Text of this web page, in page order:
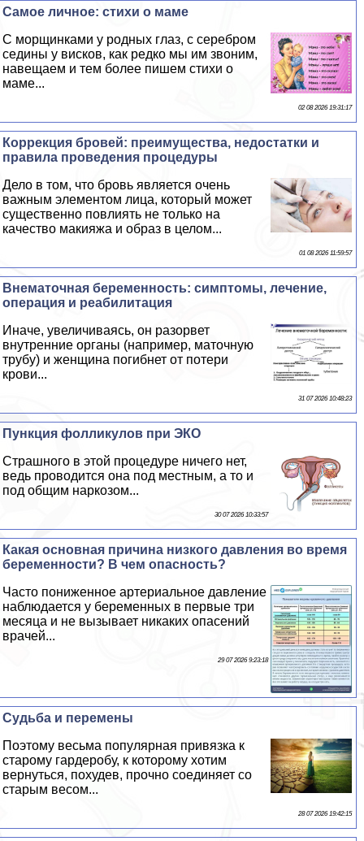
Самое личное: стихи о маме
С морщинками у родных глаз, с серебром
седины у висков, как редко мы им звоним,
навещаем и тем более пишем стихи о
маме...
02 08 2026 19:31:17
Коррекция бровей: преимущества, недостатки и
правила проведения процедуры
Дело в том, что бровь является очень
важным элементом лица, который может
существенно повлиять не только на
качество макияжа и образ в целом...
01 08 2026 11:59:57
Внематочная беременность: симптомы, лечение,
операция и реабилитация
Иначе, увеличиваясь, он разорвет
внутренние органы (например, маточную
трубу) и женщина погибнет от потери
крови...
31 07 2026 10:48:23
Пункция фолликулов при ЭКО
Страшного в этой процедуре ничего нет,
ведь проводится она под местным, а то и
под общим наркозом...
30 07 2026 10:33:57
Какая основная причина низкого давления во время
беременности? В чем опасность?
Часто пониженное артериальное давление
наблюдается у беременных в первые три
месяца и не вызывает никаких опасений
врачей...
29 07 2026 9:23:18
Судьба и перемены
Поэтому весьма популярная привязка к
старому гардеробу, к которому хотим
вернуться, похудев, прочно соединяет со
старым весом...
28 07 2026 19:42:15